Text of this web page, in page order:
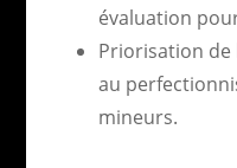
évaluation
Priorisation
au
mineurs.